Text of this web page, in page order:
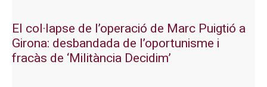
El col·lapse de l’operació de Marc Puigtió a
Girona: desbandada de l’oportunisme i
fracàs de ‘Militància Decidim’